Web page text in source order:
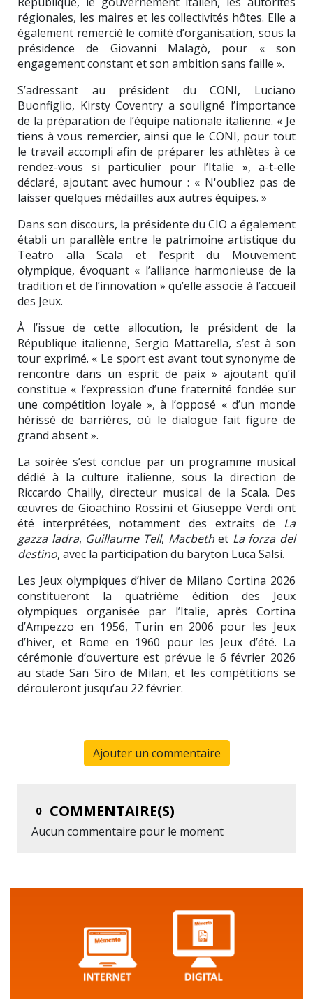
régionales, les maires et les collectivités hôtes. Elle a
également remercié le comité d’organisation, sous la
présidence de Giovanni Malagò, pour « son
engagement constant et son ambition sans faille ».
S’adressant au président du CONI, Luciano
Buonfiglio, Kirsty Coventry a souligné l’importance
de la préparation de l’équipe nationale italienne. « Je
tiens à vous remercier, ainsi que le CONI, pour tout
le travail accompli afin de préparer les athlètes à ce
rendez-vous si particulier pour l’Italie », a-t-elle
déclaré, ajoutant avec humour : « N'oubliez pas de
laisser quelques médailles aux autres équipes. »
Dans son discours, la présidente du CIO a également
établi un parallèle entre le patrimoine artistique du
Teatro alla Scala et l’esprit du Mouvement
olympique, évoquant « l’alliance harmonieuse de la
tradition et de l’innovation » qu’elle associe à l’accueil
des Jeux.
À l’issue de cette allocution, le président de la
République italienne, Sergio Mattarella, s’est à son
tour exprimé. « Le sport est avant tout synonyme de
rencontre dans un esprit de paix » ajoutant qu’il
constitue « l’expression d’une fraternité fondée sur
une compétition loyale », à l’opposé « d’un monde
hérissé de barrières, où le dialogue fait figure de
grand absent ».
La soirée s’est conclue par un programme musical
dédié à la culture italienne, sous la direction de
Riccardo Chailly, directeur musical de la Scala. Des
œuvres de Gioachino Rossini et Giuseppe Verdi ont
été interprétées, notamment des extraits de La
gazza ladra, Guillaume Tell, Macbethet La forza del
destino, avec la participation du baryton Luca Salsi.
Les Jeux olympiques d’hiver de Milano Cortina 2026
constitueront la quatrième édition des Jeux
olympiques organisée par l’Italie, après Cortina
d’Ampezzo en 1956, Turin en 2006 pour les Jeux
d’hiver, et Rome en 1960 pour les Jeux d’été. La
cérémonie d’ouverture est prévue le 6 février 2026
au stade San Siro de Milan, et les compétitions se
dérouleront jusqu’au 22 février.
Ajouter un commentaire
0 COMMENTAIRE(S)
Aucun commentaire pour le moment